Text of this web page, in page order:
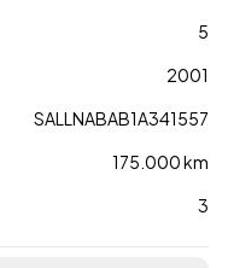
5
2001
SALLNABAB1A341557
175.000 km
3